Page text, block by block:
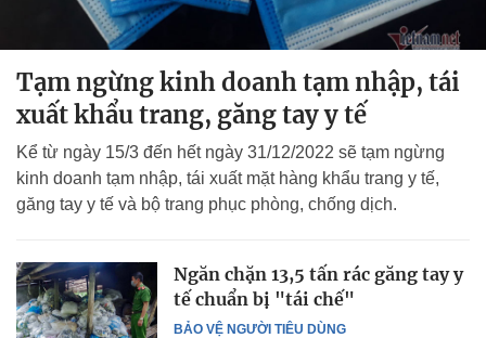
Tạm ngừng kinh doanh tạm nhập, tái
xuất khẩu trang, găng tay y tế
Kể từ ngày 15/3 đến hết ngày 31/12/2022 sẽ tạm ngừng
kinh doanh tạm nhập, tái xuất mặt hàng khẩu trang y tế,
găng tay y tế và bộ trang phục phòng, chống dịch.
BẢO VỆ NGƯỜI TIÊU DÙNG
Ngăn chặn 13,5 tấn rác găng tay y
tế chuẩn bị "tái chế"